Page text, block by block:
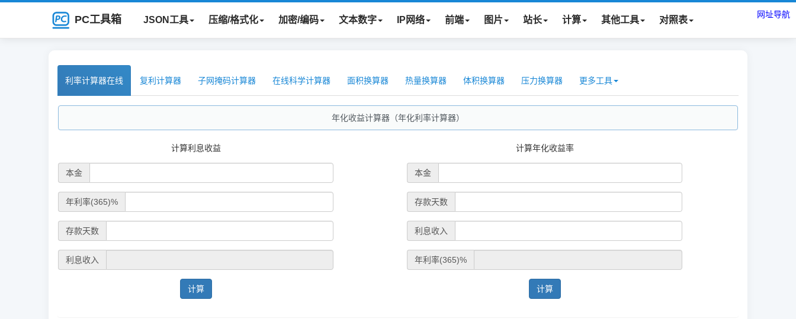
PC工具箱 JSON工具 压缩/格式化 加密/编码 文本数字 IP网络 前端 图片 站长 计算 其他工具 对照表
网址导航
利率计算器在线 复利计算器 子网掩码计算器 在线科学计算器 面积换算器 热量换算器 体积换算器 压力换算器 更多工具
年化收益计算器（年化利率计算器）
计算利息收益
本金
年利率(365)%
存款天数
利息收入
计算
计算年化收益率
本金
存款天数
利息收入
年利率(365)%
计算